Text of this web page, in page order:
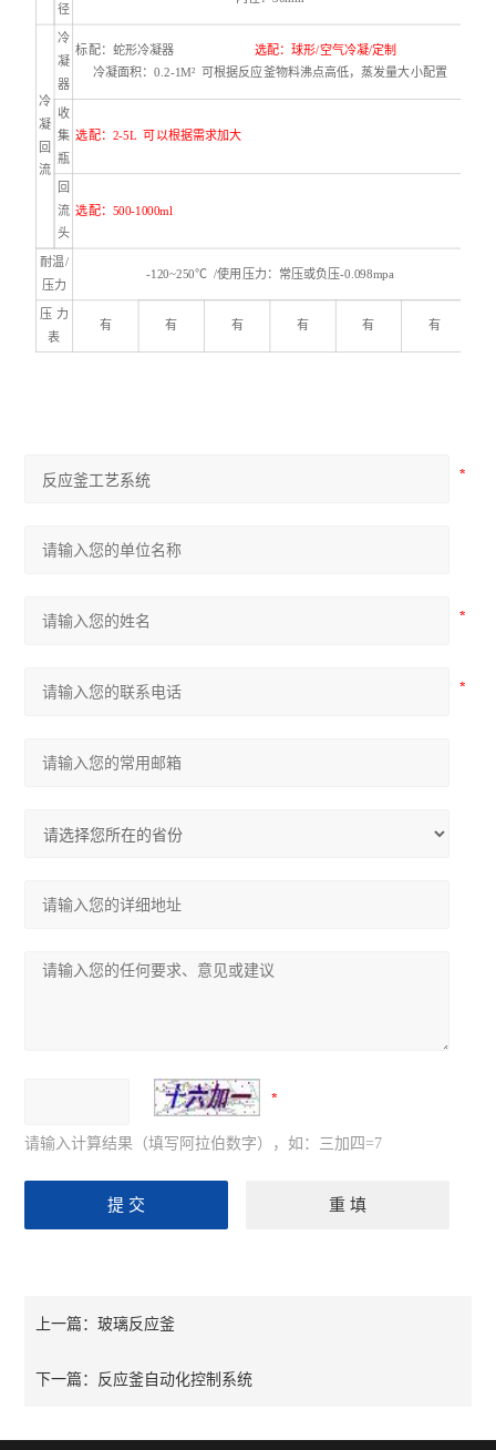
径
冷
凝
回
流
冷
凝
器
标配：蛇形冷凝器
选配：球形/空气冷凝/定制
冷凝面积：0.2-1M² 可根据反应釜物料沸点高低，蒸发量大小配置
收
集
瓶
选配：2-5L 可以根据需求加大
回
流
头
选配：500-1000ml
耐温/
压力
-120~250℃ /使用压力：常压或负压-0.098mpa
压 力
表
有 有 有 有 有 有
请输入计算结果（填写阿拉伯数字），如：三加四=7
上一篇：玻璃反应釜
下一篇： 反应釜自动化控制系统